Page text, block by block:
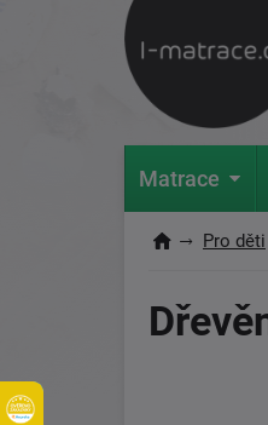
Matrace
Pro děti